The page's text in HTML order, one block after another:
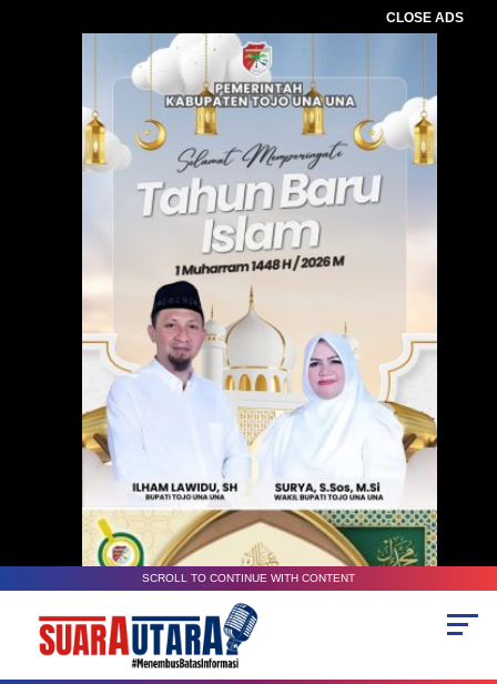
CLOSE ADS
SCROLL TO CONTINUE WITH CONTENT